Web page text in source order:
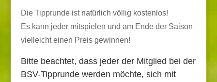
Die Tipprunde ist natürlich völlig kostenlos!
Es kann jeder mitspielen und am Ende der Saison
vielleicht einen Preis gewinnen!
Bitte beachtet, dass jeder der Mitglied bei der
BSV-Tipprunde werden möchte, sich mit